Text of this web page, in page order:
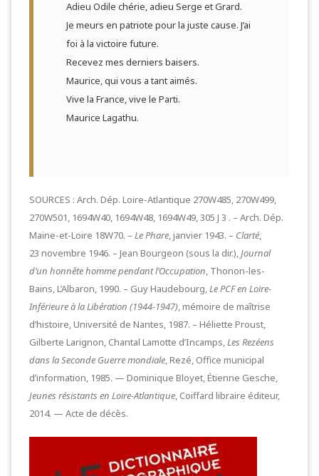
Adieu Odile chérie, adieu Serge et Grard.
Je meurs en patriote pour la juste cause. J’ai
foi à la victoire future.
Recevez mes derniers baisers.
Maurice, qui vous a tant aimés.
Vive la France, vive le Parti.
Maurice Lagathu.
SOURCES : Arch. Dép. Loire-Atlantique 270W485, 270W499,
270W501, 1694W40, 1694W48, 1694W49, 305 J 3 . – Arch. Dép.
Maine-et-Loire 18W70. – Le Phare, janvier 1943. – Clarté,
23 novembre 1946. – Jean Bourgeon (sous la dir.),Journal
d’un honnête homme pendant l’Occupation, Thonon-les-
Bains, L’Albaron, 1990. – Guy Haudebourg,Le PCF en Loire-
Inférieure à la Libération (1944-1947), mémoire de maîtrise
d’histoire, Université de Nantes, 1987. – Héliette Proust,
Gilberte Larignon, Chantal Lamotte d’Incamps,Les Rezéens
dans la Seconde Guerre mondiale, Rezé, Office municipal
d’information, 1985. — Dominique Bloyet, Étienne Gesche,
Jeunes résistants en Loire-Atlantique, Coiffard libraire éditeur,
2014. — Acte de décès.